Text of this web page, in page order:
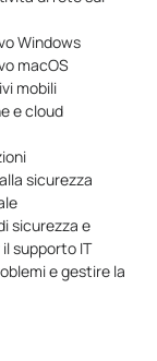
Windows
macOS
mobili
e cloud
sicurezza
sicurezza e
supporto IT
e gestire la